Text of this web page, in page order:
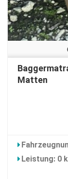
Matten
Leistung: 0